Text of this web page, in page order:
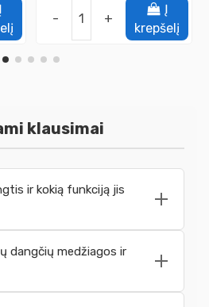
Į
- +
Į
krepšelį
klausimai
ir kokią funkciją jis
dangčių medžiagos ir